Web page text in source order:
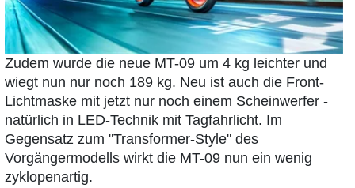
Zudem wurde die neue MT-09 um 4 kg leichter und
wiegt nun nur noch 189 kg. Neu ist auch die Front-
Lichtmaske mit jetzt nur noch einem Scheinwerfer -
natürlich in LED-Technik mit Tagfahrlicht. Im
Gegensatz zum "Transformer-Style" des
Vorgängermodells wirkt die MT-09 nun ein wenig
zyklopenartig.